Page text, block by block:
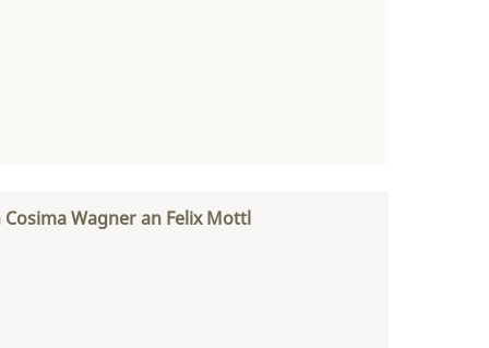
Wagner an Felix Mottl